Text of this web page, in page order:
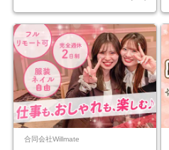
合同会社Willmate